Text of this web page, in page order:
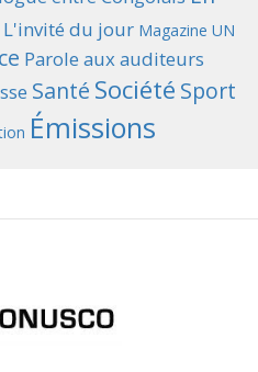
L'invité du jour Magazine UN
Parole aux auditeurs
Santé Société Sport
Émissions